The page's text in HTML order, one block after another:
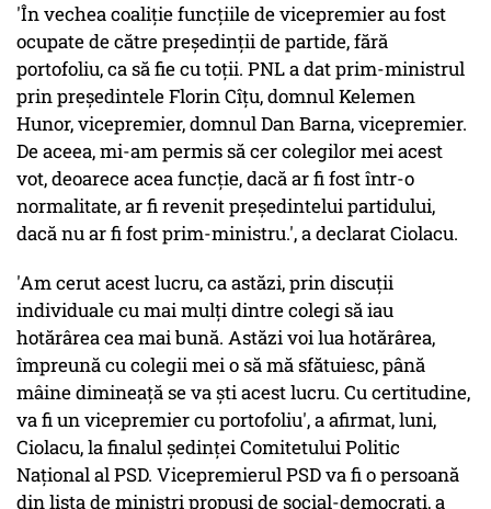
'În vechea coaliţie funcţiile de vicepremier au fost
ocupate de către preşedinţii de partide, fără
portofoliu, ca să fie cu toţii. PNL a dat prim-ministrul
prin preşedintele Florin Cîţu, domnul Kelemen
Hunor, vicepremier, domnul Dan Barna, vicepremier.
De aceea, mi-am permis să cer colegilor mei acest
vot, deoarece acea funcţie, dacă ar fi fost într-o
normalitate, ar fi revenit preşedintelui partidului,
dacă nu ar fi fost prim-ministru.', a declarat Ciolacu.
'Am cerut acest lucru, ca astăzi, prin discuţii
individuale cu mai mulţi dintre colegi să iau
hotărârea cea mai bună. Astăzi voi lua hotărârea,
împreună cu colegii mei o să mă sfătuiesc, până
mâine dimineaţă se va şti acest lucru. Cu certitudine,
va fi un vicepremier cu portofoliu', a afirmat, luni,
Ciolacu, la finalul şedinţei Comitetului Politic
Naţional al PSD. Vicepremierul PSD va fi o persoană
din lista de miniştri propuşi de social-democraţi, a